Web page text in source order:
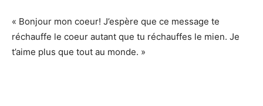
« Bonjour mon coeur! J’espère que ce message te
réchauffe le coeur autant que tu réchauffes le mien. Je
t’aime plus que tout au monde. »